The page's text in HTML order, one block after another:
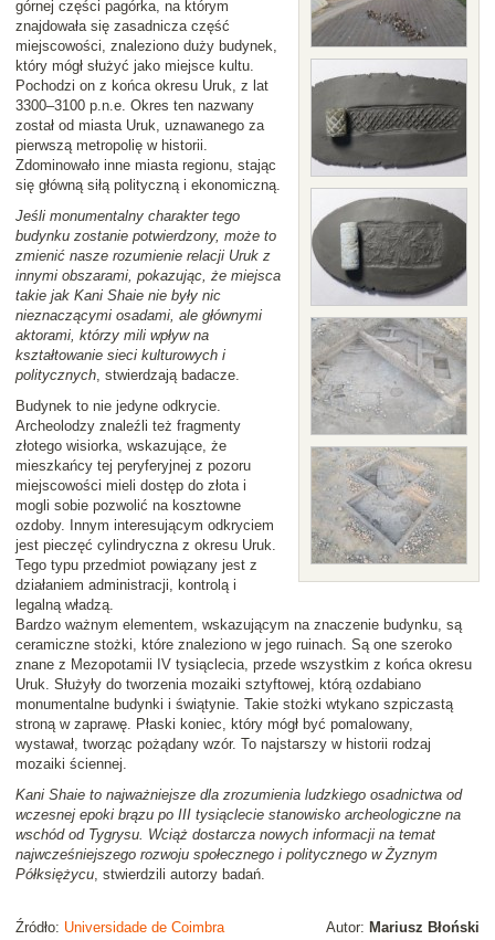
górnej części pagórka, na którym
znajdowała się zasadnicza część
miejscowości, znaleziono duży budynek,
który mógł służyć jako miejsce kultu.
Pochodzi on z końca okresu Uruk, z lat
3300–3100 p.n.e. Okres ten nazwany
został od miasta Uruk, uznawanego za
pierwszą metropolię w historii.
Zdominowało inne miasta regionu, stając
się główną siłą polityczną i ekonomiczną.
Jeśli monumentalny charakter tego
budynku zostanie potwierdzony, może to
zmienić nasze rozumienie relacji Uruk z
innymi obszarami, pokazując, że miejsca
takie jak Kani Shaie nie były nic
nieznaczącymi osadami, ale głównymi
aktorami, którzy mili wpływ na
kształtowanie sieci kulturowych i
politycznych, stwierdzają badacze.
Budynek to nie jedyne odkrycie.
Archeolodzy znaleźli też fragmenty
złotego wisiorka, wskazujące, że
mieszkańcy tej peryferyjnej z pozoru
miejscowości mieli dostęp do złota i
mogli sobie pozwolić na kosztowne
ozdoby. Innym interesującym odkryciem
jest pieczęć cylindryczna z okresu Uruk.
Tego typu przedmiot powiązany jest z
działaniem administracji, kontrolą i
legalną władzą.
Bardzo ważnym elementem, wskazującym na znaczenie budynku, są
ceramiczne stożki, które znaleziono w jego ruinach. Są one szeroko
znane z Mezopotamii IV tysiąclecia, przede wszystkim z końca okresu
Uruk. Służyły do tworzenia mozaiki sztyftowej, którą ozdabiano
monumentalne budynki i świątynie. Takie stożki wtykano szpiczastą
stroną w zaprawę. Płaski koniec, który mógł być pomalowany,
wystawał, tworząc pożądany wzór. To najstarszy w historii rodzaj
mozaiki ściennej.
Kani Shaie to najważniejsze dla zrozumienia ludzkiego osadnictwa od
wczesnej epoki brązu po III tysiąclecie stanowisko archeologiczne na
wschód od Tygrysu. Wciąż dostarcza nowych informacji na temat
najwcześniejszego rozwoju społecznego i politycznego w Żyznym
Półksiężycu, stwierdzili autorzy badań.
Autor: Mariusz Błoński
Źródło: Universidade de Coimbra